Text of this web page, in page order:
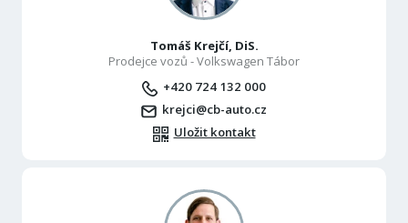
Tomáš Krejčí, DiS.
Prodejce vozů - Volkswagen Tábor
+420 724 132 000
krejci@cb-auto.cz
Uložit kontakt